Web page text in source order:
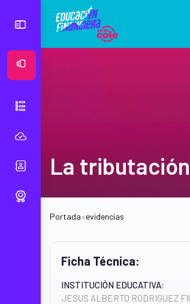
La
Portada»evidencias
Ficha Técnica:
INSTITUCIÓN EDUCATIVA:
JESUS ALBERTO RODRIGUEZ